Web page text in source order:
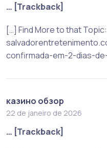
… [Trackback]
[…] Find More to that Topic:
confirmada-em-2-dias-
казино обзор
22 de janeiro de 2026
… [Trackback]